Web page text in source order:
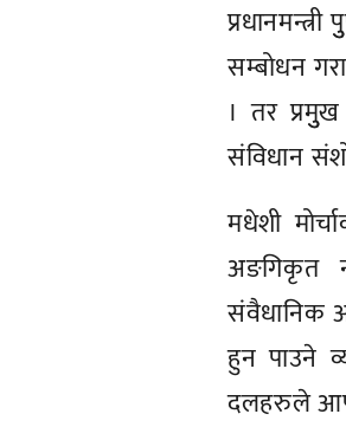
सम्बोधन
। तर
संविधान
मधेशी
अङगिकृत
संवैधानिक
हुन पाउने
दलहरुले